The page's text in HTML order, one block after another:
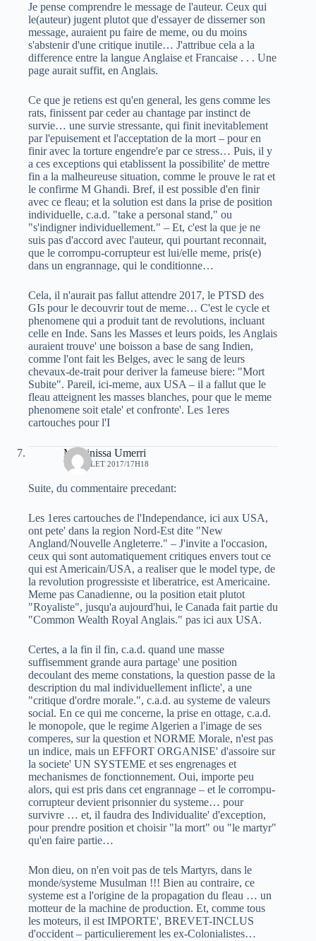
Je pense comprendre le message de l'auteur. Ceux qui
le(auteur) jugent plutot que d'essayer de disserner son
message, auraient pu faire de meme, ou du moins
s'abstenir d'une critique inutile… J'attribue cela a la
difference entre la langue Anglaise et Francaise . . . Une
page aurait suffit, en Anglais.
Ce que je retiens est qu'en general, les gens comme les
rats, finissent par ceder au chantage par instinct de
survie… une survie stressante, qui finit inevitablement
par l'epuisement et l'acceptation de la mort – pour en
finir avec la torture engendre'e par ce stress… Puis, il y
a ces exceptions qui etablissent la possibilite' de mettre
fin a la malheureuse situation, comme le prouve le rat et
le confirme M Ghandi. Bref, il est possible d'en finir
avec ce fleau; et la solution est dans la prise de position
individuelle, c.a.d. "take a personal stand," ou
"s'indigner individuellement." – Et, c'est la que je ne
suis pas d'accord avec l'auteur, qui pourtant reconnait,
que le corrompu-corrupteur est lui/elle meme, pris(e)
dans un engrannage, qui le conditionne…
Cela, il n'aurait pas fallut attendre 2017, le PTSD des
GIs pour le decouvrir tout de meme… C'est le cycle et
phenomene qui a produit tant de revolutions, incluant
celle en Inde. Sans les Masses et leurs poids, les Anglais
auraient trouve' une boisson a base de sang Indien,
comme l'ont fait les Belges, avec le sang de leurs
chevaux-de-trait pour deriver la fameuse biere: "Mort
Subite". Pareil, ici-meme, aux USA – il a fallut que le
fleau atteignent les masses blanches, pour que le meme
phenomene soit etale' et confronte'. Les 1eres
cartouches pour l'I
Massinissa Umerri
15 JUILLET 2017/17H18
Suite, du commentaire precedant:
Les 1eres cartouches de l'Independance, ici aux USA,
ont pete' dans la region Nord-Est dite "New
Angland/Nouvelle Angleterre." – J'invite a l'occasion,
ceux qui sont automatiquement critiques envers tout ce
qui est Americain/USA, a realiser que le model type, de
la revolution progressiste et liberatrice, est Americaine.
Meme pas Canadienne, ou la position etait plutot
"Royaliste", jusqu'a aujourd'hui, le Canada fait partie du
"Common Wealth Royal Anglais." pas ici aux USA.
Certes, a la fin il fin, c.a.d. quand une masse
suffisemment grande aura partage' une position
decoulant des meme constations, la question passe de la
description du mal individuellement inflicte', a une
"critique d'ordre morale.", c.a.d. au systeme de valeurs
social. En ce qui me concerne, la prise en ottage, c.a.d.
le monopole, que le regime Algerien a l'image de ses
comperes, sur la question et NORME Morale, n'est pas
un indice, mais un EFFORT ORGANISE' d'assoire sur
la societe' UN SYSTEME et ses engrenages et
mechanismes de fonctionnement. Oui, importe peu
alors, qui est pris dans cet engrannage – et le corrompu-
corrupteur devient prisonnier du systeme… pour
survivre … et, il faudra des Individualite' d'exception,
pour prendre position et choisir "la mort" ou "le martyr"
qu'en faire partie…
Mon dieu, on n'en voit pas de tels Martyrs, dans le
monde/systeme Musulman !!! Bien au contraire, ce
systeme est a l'origine de la propagation du fleau … un
motteur de la machine de production. Et, comme tous
les moteurs, il est IMPORTE', BREVET-INCLUS
d'occident – particulierement les ex-Colonialistes…